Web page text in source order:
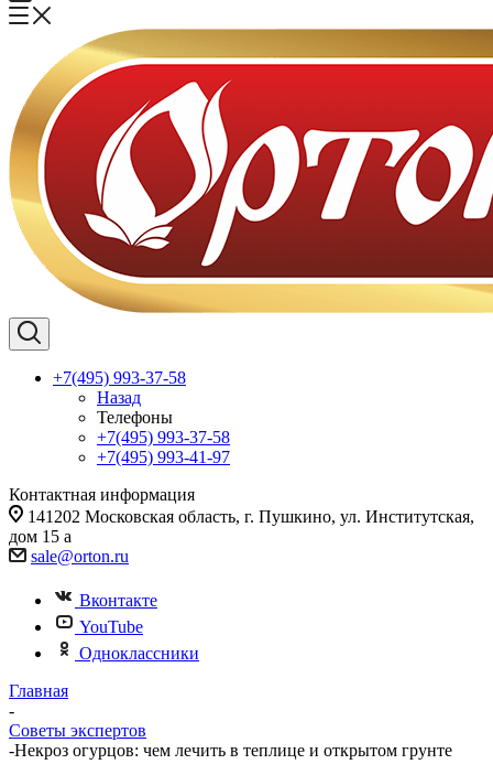
+7(495) 993-37-58
Назад
Телефоны
+7(495) 993-37-58
+7(495) 993-41-97
Контактная информация
141202 Московская область, г. Пушкино, ул. Институтская,
дом 15 а
sale@orton.ru
Вконтакте
YouTube
Одноклассники
Главная
-
Советы экспертов
-Некроз огурцов: чем лечить в теплице и открытом грунте